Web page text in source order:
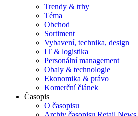
Trendy & trhy
Téma
Obchod
Sortiment
Vybavení, technika, design
IT & logistika
Personální management
Obaly & technologie
Ekonomika & právo
Komerční článek
Časopis
O časopisu